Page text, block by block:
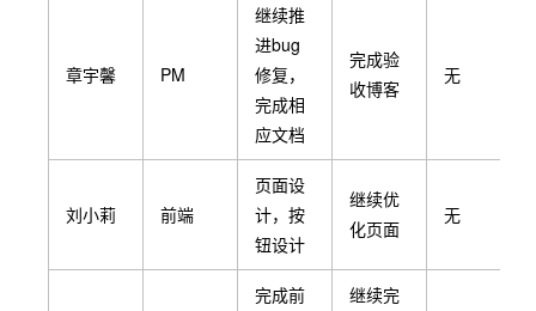
章宇馨 PM
继续推
进bug
修复，
完成相
应文档
完成验
收博客
无
刘小莉 前端
页面设
计，按
钮设计
继续优
化页面
无
完成前
继续完